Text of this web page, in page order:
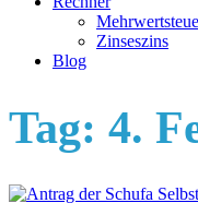
Zinseszins
Blog
Tag: 4.